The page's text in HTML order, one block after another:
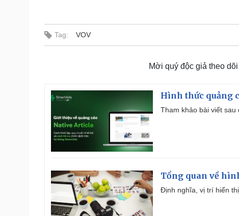
Tag: VOV
Mời quý độc giả theo
Hình thức quảng
Tham khảo bài viết sau
Tổng quan về
Định nghĩa, vị trí hiển